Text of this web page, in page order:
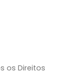
os Direitos